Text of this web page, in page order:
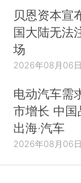
贝恩资本宣
国大陆无法
场
2026年08月06日
电动汽车需
市增长 中国
出海·汽车
2026年08月06日